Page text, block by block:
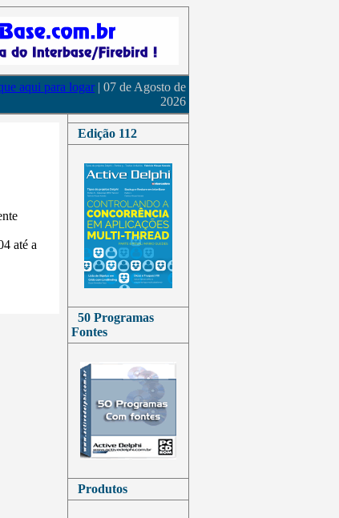
aqui para logar | 07 de Agosto de
2026
até a
Edição 112
50 Programas
Fontes
Produtos